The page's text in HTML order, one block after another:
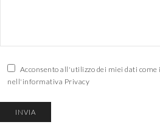
Acconsento all'utilizzo dei miei dati come
nell'informativa Privacy